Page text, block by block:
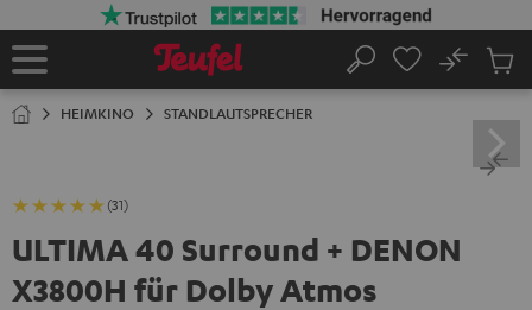
Startseite
Suche
No
HEIMKINO STANDLAUTSPRECHER
(31)
ULTIMA 40 Surround + DENON
X3800H für Dolby Atmos